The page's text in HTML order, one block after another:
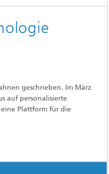
geschrieben. Im März
auf personalisierte
Plattform für die